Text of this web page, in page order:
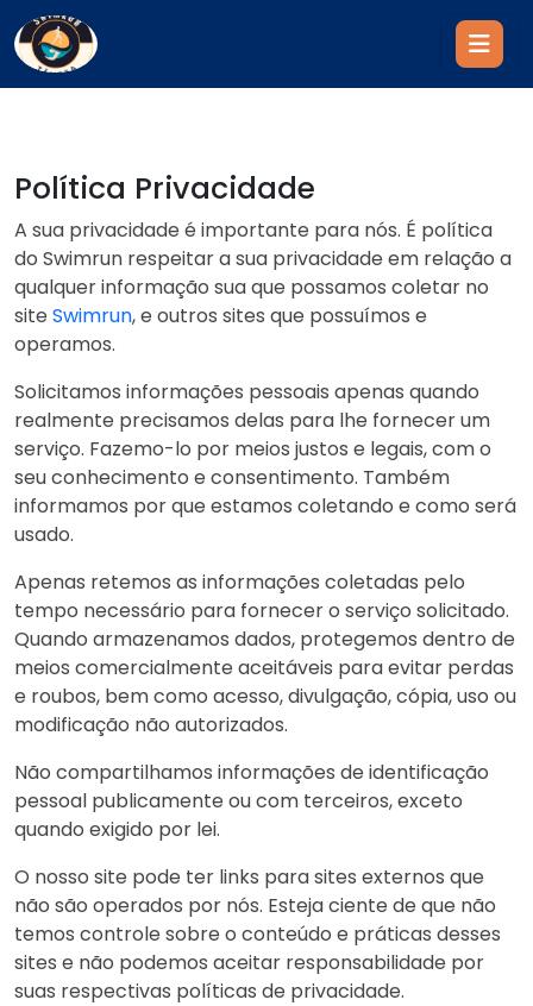
Política Privacidade
A sua privacidade é importante para nós. É política
do Swimrun respeitar a sua privacidade em relação a
qualquer informação sua que possamos coletar no
site Swimrun, e outros sites que possuímos e
operamos.
Solicitamos informações pessoais apenas quando
realmente precisamos delas para lhe fornecer um
serviço. Fazemo-lo por meios justos e legais, com o
seu conhecimento e consentimento. Também
informamos por que estamos coletando e como será
usado.
Apenas retemos as informações coletadas pelo
tempo necessário para fornecer o serviço solicitado.
Quando armazenamos dados, protegemos dentro de
meios comercialmente aceitáveis ​​para evitar perdas
e roubos, bem como acesso, divulgação, cópia, uso ou
modificação não autorizados.
Não compartilhamos informações de identificação
pessoal publicamente ou com terceiros, exceto
quando exigido por lei.
O nosso site pode ter links para sites externos que
não são operados por nós. Esteja ciente de que não
temos controle sobre o conteúdo e práticas desses
sites e não podemos aceitar responsabilidade por
suas respectivas políticas de privacidade.